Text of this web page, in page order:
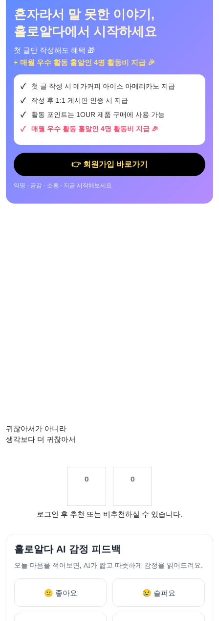
혼자라서 말 못한 이야기,
홀로알다에서 시작하세요
첫 글만 작성해도 혜택 🎁
+ 매월 우수 활동 홀알인 4명 활동비 지급 🎉
첫 글 작성 시 메가커피 아이스 아메리카노 지급
작성 후 1:1 게시판 인증 시 지급
활동 포인트는 1OUR 제품 구매에 사용 가능
매월 우수 활동 홀알인 4명 활동비 지급 🎉
👉 회원가입 바로가기
익명 · 공감 · 소통 · 지금 시작해보세요
귀찮아서가 아니라
생각보다 더 귀찮아서
0 0
로그인 후 추천 또는 비추천하실 수 있습니다.
홀로알다 AI 감정 피드백
오늘 마음을 적어보면, AI가 짧고 따뜻하게 감정을 읽어드려요.
🙂 좋아요 😢 슬퍼요